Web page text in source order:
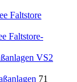
Faltstore
Faltstore-
VS2
71